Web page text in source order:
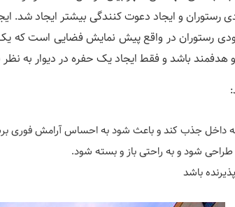
رستوران و ایجاد دعوت کنندگی بیشتر ایجاد شد.
رستوران در واقع پیش نمایش فضایی است که
و هدفمند باشد و فقط ایجاد یک حفره در دیوار به
به داخل جذب کند و باعث شود به احساس آرامش فوری
شود و به راحتی باز و بسته شود.
باشد